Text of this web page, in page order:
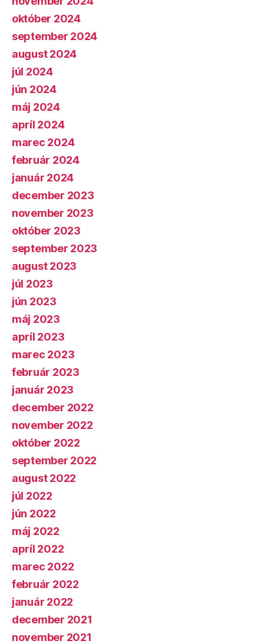
október 2024
september 2024
august 2024
júl 2024
jún 2024
máj 2024
apríl 2024
marec 2024
február 2024
január 2024
december 2023
november 2023
október 2023
september 2023
august 2023
júl 2023
jún 2023
máj 2023
apríl 2023
marec 2023
február 2023
január 2023
december 2022
november 2022
október 2022
september 2022
august 2022
júl 2022
jún 2022
máj 2022
apríl 2022
marec 2022
február 2022
január 2022
december 2021
november 2021